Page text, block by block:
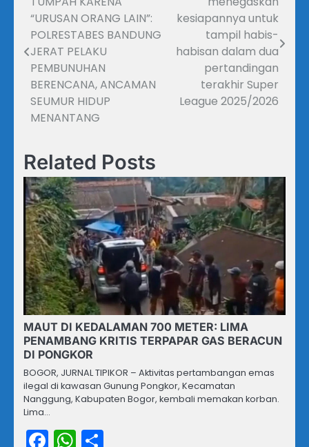
pos
“URUSAN ORANG LAIN”:
POLRESTABES BANDUNG
JERAT PELAKU
PEMBUNUHAN
BERENCANA, ANCAMAN
SEUMUR HIDUP
MENANTANG
kesiapannya untuk
tampil habis-
habisan dalam dua
pertandingan
terakhir Super
League 2025/2026
Related Posts
MAUT DI KEDALAMAN 700 METER: LIMA
PENAMBANG KRITIS TERPAPAR GAS BERACUN
DI PONGKOR
BOGOR, JURNAL TIPIKOR – Aktivitas pertambangan emas
ilegal di kawasan Gunung Pongkor, Kecamatan
Nanggung, Kabupaten Bogor, kembali memakan korban.
Lima…
Facebook
WhatsApp